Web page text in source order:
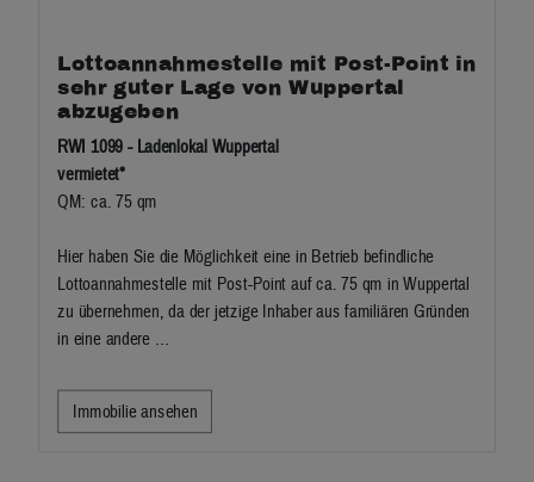
Lottoannahmestelle mit Post-Point in
sehr guter Lage von Wuppertal
abzugeben
RWI 1099 - Ladenlokal Wuppertal
vermietet*
QM: ca. 75 qm
Hier haben Sie die Möglichkeit eine in Betrieb befindliche
Lottoannahmestelle mit Post-Point auf ca. 75 qm in Wuppertal
zu übernehmen, da der jetzige Inhaber aus familiären Gründen
in eine andere …
Immobilie ansehen